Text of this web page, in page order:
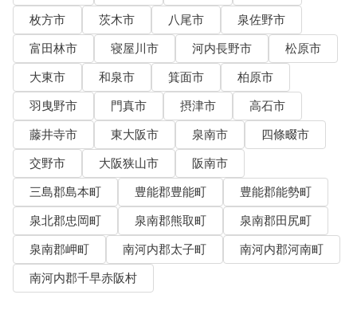
枚方市
茨木市 八尾市
泉佐野市
富田林市
寝屋川市 河内長野市
松原市
大東市
和泉市 箕面市
柏原市
羽曳野市
門真市 摂津市
高石市
藤井寺市
東大阪市 泉南市
四條畷市
交野市
大阪狭山市
阪南市
三島郡島本町
豊能郡豊能町
豊能郡能勢町
泉北郡忠岡町
泉南郡熊取町
泉南郡田尻町
泉南郡岬町
南河内郡太子町
南河内郡河南町
南河内郡千早赤阪村